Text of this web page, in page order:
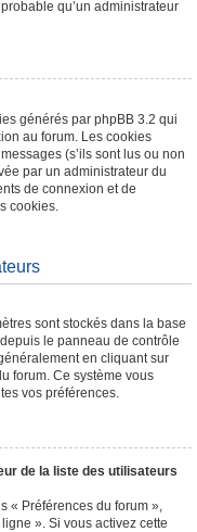
qu’un administrateur
générés par phpBB 3.2 qui
au forum. Les cookies
(s’ils sont lus ou non
par un administrateur du
de connexion et de
cookies.
sont stockés dans la base
le panneau de contrôle
en cliquant sur
forum. Ce système vous
vos préférences.
de la liste des utilisateurs
« Préférences du forum »,
». Si vous activez cette